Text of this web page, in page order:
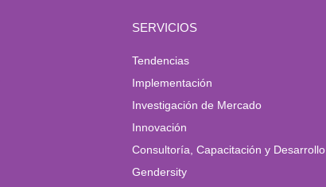
SERVICIOS
Tendencias
Implementación
Investigación de Mercado
Innovación
Consultoría, Capacitación y Desarrollo
Gendersity